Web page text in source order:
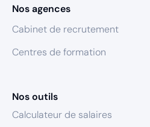
Nos agences
Cabinet de recrutement
Centres de formation
Nos outils
Calculateur de salaires